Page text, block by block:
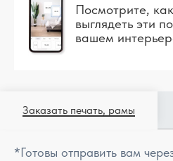
Посмотрите,
выглядеть эти
вашем
Заказать печать, рамы
*Готовы отправить вам